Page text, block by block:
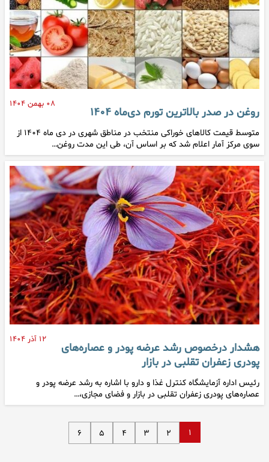
۰۸ بهمن ۱۴۰۴
روغن در صدر بالاترین تورم دی‌ماه ۱۴۰۴
متوسط قیمت کالاهای خوراکی منتخب در مناطق شهری در دی ماه ۱۴۰۴ از
سوی مرکز آمار اعلام شد که بر اساس آن، طی این مدت روغن…
۱۲ آذر ۱۴۰۴
هشدار درخصوص رشد عرضه پودر و عصاره‌های
پودری زعفران تقلبی در بازار
رئیس اداره آزمایشگاه کنترل غذا و دارو با اشاره به رشد عرضه پودر و
عصاره‌های پودری زعفران تقلبی در بازار و فضای مجازی،…
۱ ۲ ۳ ۴ ۵ ۶